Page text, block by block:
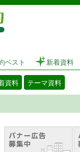
図書館 蔵書検索・予
ベスト 新着資料
資料 テーマ資料
広告(バナー広